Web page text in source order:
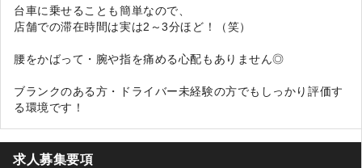
台車に乗せることも簡単なので、
店舗での滞在時間は実は2～3分ほど！（笑）
腰をかばって・腕や指を痛める心配もありません◎
ブランクのある方・ドライバー未経験の方でもしっかり評価す
る環境です！
求人募集要項